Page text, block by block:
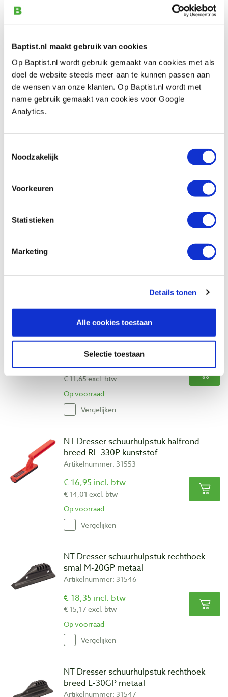
Baptist.nl maakt gebruik van cookies
Op Baptist.nl wordt gebruik gemaakt van cookies met als
doel de website steeds meer aan te kunnen passen aan
de wensen van onze klanten. Op Baptist.nl wordt met
name gebruik gemaakt van cookies voor Google
Analytics.
Noodzakelijk
Voorkeuren
Statistieken
Marketing
Details tonen
Alle cookies toestaan
Selectie toestaan
€ 12,70 incl. btw
Op voorraad
Vergelijken
NT Dresser schuurhulpstuk rechthoek
breed L-30P kunststof
€ 21,15 incl. btw
NT Dresser schuurhulpstuk halfrond smal
Op voorraad
NT Dresser schuurhulpstuk halfrond taps
RM-320P kunststof
Artikelnummer: 31552
€ 14,10 incl. btw
€ 11,65 excl. btw
Op voorraad
Vergelijken
NT Dresser schuurhulpstuk halfrond
breed RL-330P kunststof
Artikelnummer: 31553
€ 16,95 incl. btw
€ 14,01 excl. btw
Op voorraad
Vergelijken
NT Dresser schuurhulpstuk rechthoek
smal M-20GP metaal
Artikelnummer: 31546
€ 18,35 incl. btw
€ 15,17 excl. btw
Op voorraad
Vergelijken
NT Dresser schuurhulpstuk rechthoek
breed L-30GP metaal
Artikelnummer: 31547